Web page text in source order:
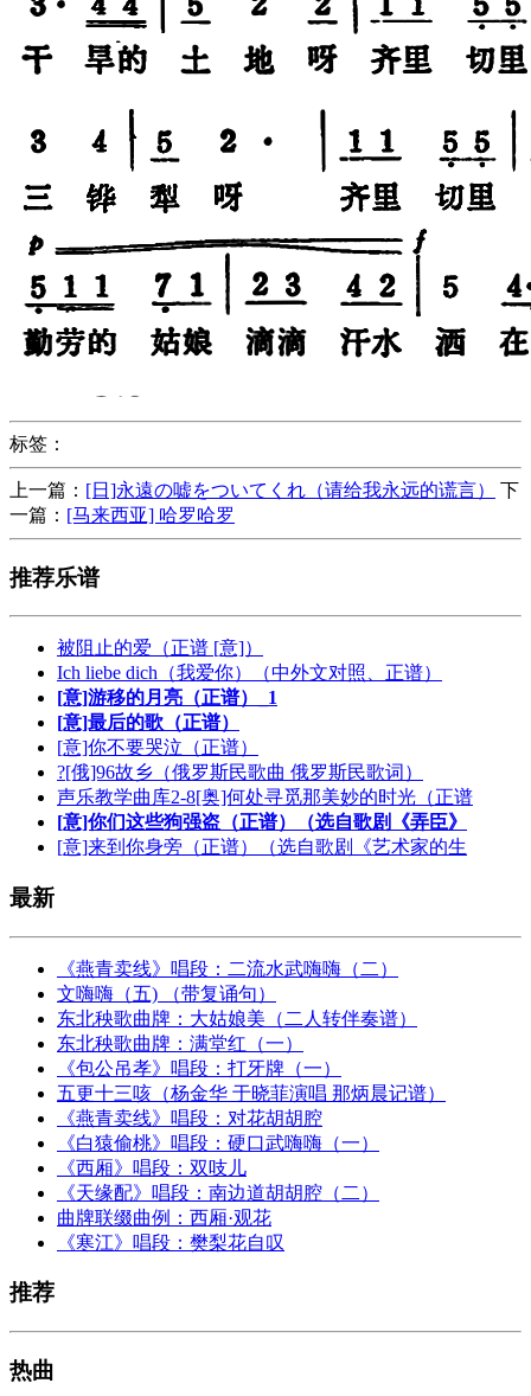
标签：
上一篇： [日]永遠の嘘をついてくれ（请给我永远的谎言）
下
一篇： [马来西亚] 哈罗哈罗
推荐乐谱
被阻止的爱（正谱 [意]）
Ich liebe dich（我爱你）（中外文对照、正谱）
[意]游移的月亮（正谱）_1
[意]最后的歌（正谱）
[意]你不要哭泣（正谱）
?[俄]96故乡（俄罗斯民歌曲 俄罗斯民歌词）
声乐教学曲库2-8[奥]何处寻觅那美妙的时光（正谱
[意]你们这些狗强盗（正谱）（选自歌剧《弄臣》
[意]来到你身旁（正谱）（选自歌剧《艺术家的生
最新
《燕青卖线》唱段：二流水武嗨嗨（二）
文嗨嗨（五) （带复诵句）
东北秧歌曲牌：大姑娘美（二人转伴奏谱）
东北秧歌曲牌：满堂红（一）
《包公吊孝》唱段：打牙牌（一）
五更十三咳（杨金华 于晓菲演唱 那炳晨记谱）
《燕青卖线》唱段：对花胡胡腔
《白猿偷桃》唱段：硬口武嗨嗨（一）
《西厢》唱段：双吱儿
《天缘配》唱段：南边道胡胡腔（二）
曲牌联缀曲例：西厢·观花
《寒江》唱段：樊梨花自叹
推荐
热曲